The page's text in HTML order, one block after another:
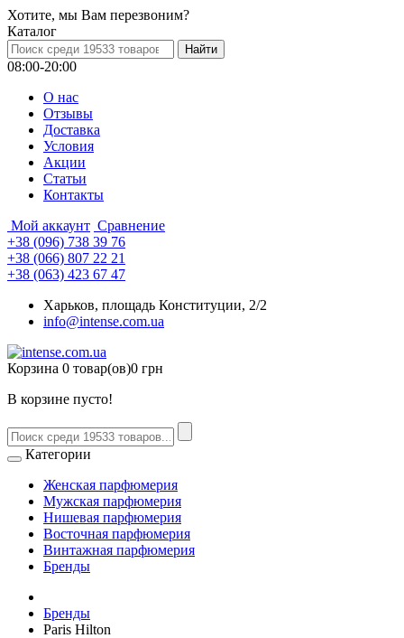
Хотите, мы Вам перезвоним?
Каталог
08:00-20:00
О нас
Отзывы
Доставка
Условия
Aкции
Статьи
Контакты
Мой аккаунт Сравнение
+38 (096) 738 39 76
+38 (066) 807 22 21
+38 (063) 423 67 47
Харьков, площадь Конституции, 2/2
info@intense.com.ua
Корзина 0 товар(ов)0 грн
В корзине пусто!
Категории
Женская парфюмерия
Мужская парфюмерия
Нишевая парфюмерия
Восточная парфюмерия
Винтажная парфюмерия
Бренды
Бренды
Paris Hilton